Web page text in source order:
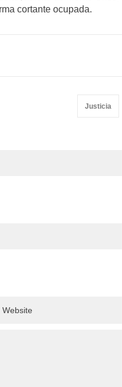
cortante ocupada.
Justicia